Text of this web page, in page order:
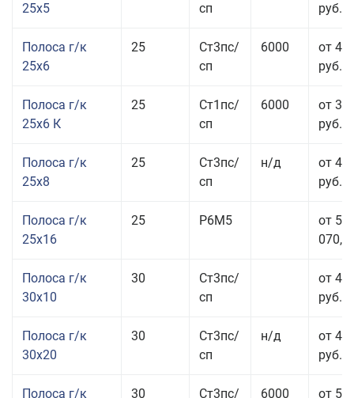
25x5
сп
руб.
Полоса г/к
25x6
25
Ст3пс/
сп
6000
от 44
руб.
Полоса г/к
25x6 К
25
Ст1пс/
сп
6000
от 35
руб.
Полоса г/к
25x8
25
Ст3пс/
сп
н/д
от 44
руб.
Полоса г/к
25x16
25 Р6М5
от
Полоса г/к
30x10
30
Ст3пс/
сп
от 46
руб.
Полоса г/к
30x20
30
Ст3пс/
сп
н/д
от 44
руб.
Полоса г/к 30 Ст3пс/ 6000 от 50